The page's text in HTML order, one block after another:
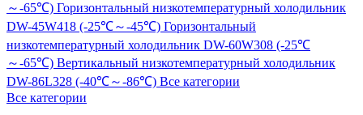
～-65℃) Горизонтальный низкотемпературный холодильник
DW-45W418 (-25℃～-45℃) Горизонтальный
низкотемпературный холодильник DW-60W308 (-25℃
～-65℃) Вертикальный низкотемпературный холодильник
DW-86L328 (-40℃～-86℃) Все категории
Все категории